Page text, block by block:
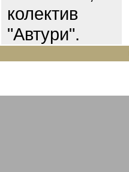
колектив
"Автури".